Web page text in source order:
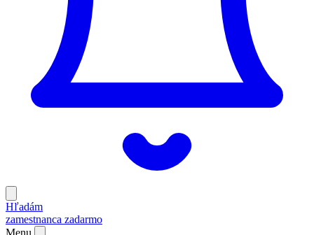
Hľadám
zamestnanca zadarmo
Menu